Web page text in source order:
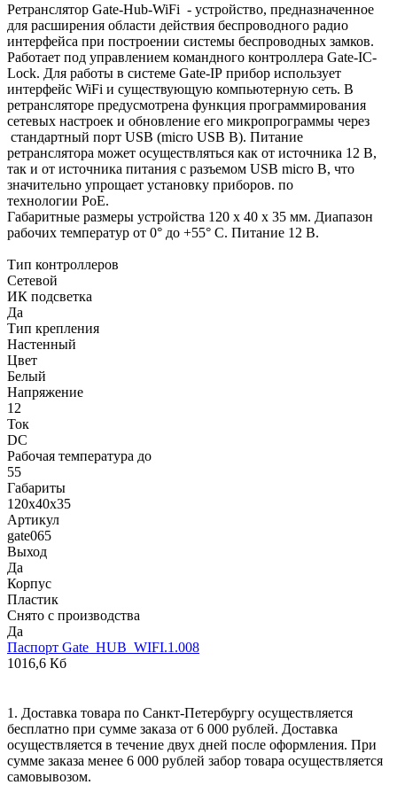
Ретранслятор Gate-Hub-WiFi - устройство, предназначенное
для расширения области действия беспроводного радио
интерфейса при построении системы беспроводных замков.
Работает под управлением командного контроллера Gate-IC-
Lock. Для работы в системе Gate-IP прибор использует
интерфейс WiFi и существующую компьютерную сеть. В
ретрансляторе предусмотрена функция программирования
сетевых настроек и обновление его микропрограммы через
стандартный порт USB (micro USB В). Питание
ретранслятора может осуществляться как от источника 12 В,
так и от источника питания с разъемом USB micro B, что
значительно упрощает установку приборов. по
технологии PoE.
Габаритные размеры устройства 120 х 40 х 35 мм. Диапазон
рабочих температур от 0° до +55° С. Питание 12 В.
Тип контроллеров
Сетевой
ИК подсветка
Да
Тип крепления
Настенный
Цвет
Белый
Напряжение
12
Ток
DC
Рабочая температура до
55
Габариты
120х40х35
Артикул
gate065
Выход
Да
Корпус
Пластик
Снято с производства
Да
Паспорт Gate_HUB_WIFI.1.008
1016,6 Кб
1. Доставка товара по Санкт-Петербургу осуществляется
бесплатно при сумме заказа от 6 000 рублей. Доставка
осуществляется в течение двух дней после оформления. При
сумме заказа менее 6 000 рублей забор товара осуществляется
самовывозом.